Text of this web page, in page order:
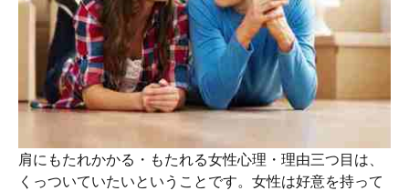
肩にもたれかかる・もたれる女性心理・理由三つ目は、
くっついていたいということです。女性は好意を持って